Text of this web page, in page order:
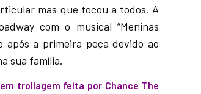
mas que tocou a todos. A
com o musical “Meninas
após a primeira peça devido ao
sua família.
trollagem feita por Chance The